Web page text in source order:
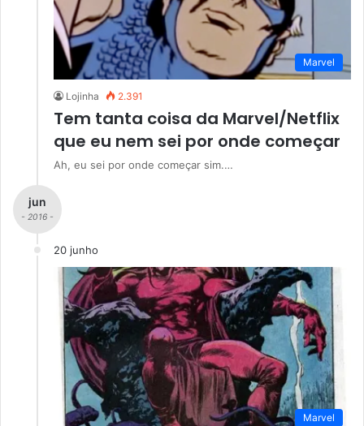
Marvel
Lojinha 2.391
Tem tanta coisa da Marvel/Netflix
que eu nem sei por onde começar
Ah, eu sei por onde começar sim.…
jun
- 2016 -
20 junho
Marvel